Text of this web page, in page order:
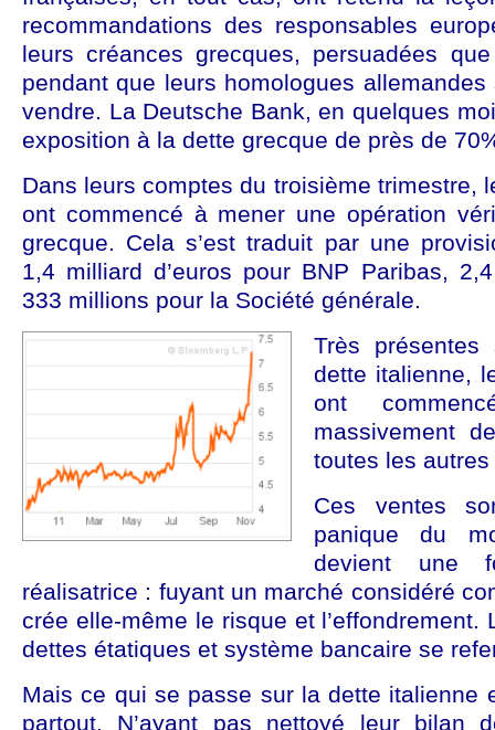
recommandations des responsables
leurs créances grecques, persuadées
pendant que leurs homologues allemandes
vendre. La Deutsche Bank, en quelques
exposition à la dette grecque de près de
Dans leurs comptes du troisième trimestre,
ont commencé à mener une opération
grecque. Cela s’est traduit par une
1,4 milliard d’euros pour BNP Paribas,
333 millions pour la Société générale.
Très
dette italienne,
ont
massivement
toutes les
Ces ventes
panique du
devient une
réalisatrice : fuyant un marché considéré
crée elle-même le risque et l’effondrement.
dettes étatiques et système bancaire se
Mais ce qui se passe sur la dette italienne
partout. N’ayant pas nettoyé leur bilan